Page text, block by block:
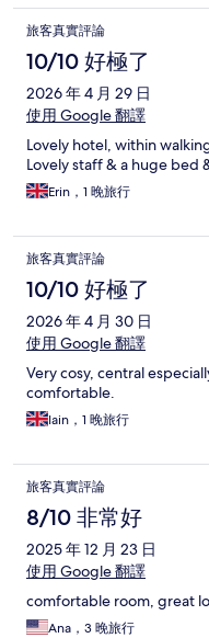
旅客真實評論
10/10 好極了
2026 年 4 月 29 日
使用 Google 翻譯
Lovely hotel, within
Lovely staff & a huge bed
Erin，1 晚旅行
旅客真實評論
10/10 好極了
2026 年 4 月 30 日
使用 Google 翻譯
Very cosy, central
comfortable.
Iain，1 晚旅行
旅客真實評論
8/10 非常好
2025 年 12 月 23 日
使用 Google 翻譯
comfortable room, great
Ana，3 晚旅行